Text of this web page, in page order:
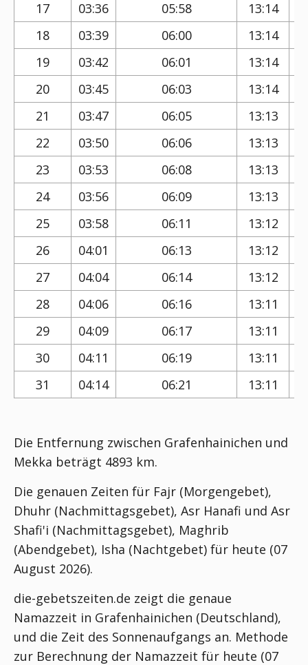
17 03:36 05:58 13:14
18
03:39 06:00 13:14
19
03:42 06:01 13:14
20
03:45 06:03 13:14
21
03:47 06:05 13:13
22
03:50 06:06 13:13
23
03:53 06:08 13:13
24
03:56 06:09 13:13
25
03:58 06:11 13:12
26
04:01 06:13 13:12
27
04:04 06:14 13:12
28
04:06 06:16 13:11
29
04:09 06:17 13:11
30
04:11 06:19 13:11
31
04:14 06:21 13:11
Die Entfernung zwischen Grafenhainichen und
Mekka beträgt 4893 km.
Die genauen Zeiten für Fajr (Morgengebet),
Dhuhr (Nachmittagsgebet), Asr Hanafi und Asr
Shafi'i (Nachmittagsgebet), Maghrib
(Abendgebet), Isha (Nachtgebet) für heute (07
August 2026).
die-gebetszeiten.de zeigt die genaue
Namazzeit in Grafenhainichen (Deutschland),
und die Zeit des Sonnenaufgangs an. Methode
zur Berechnung der Namazzeit für heute (07